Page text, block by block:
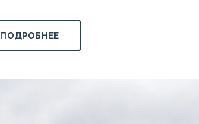
ПОДРОБНЕЕ